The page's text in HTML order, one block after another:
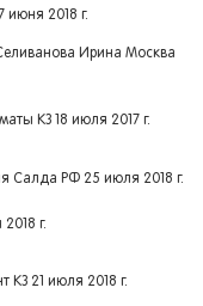
июня 2018 г.
Ирина Москва
КЗ 18 июля 2017 г.
Салда РФ 25 июля 2018 г.
г.
21 июля 2018 г.